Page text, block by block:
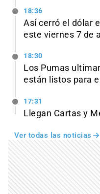
18:36
Así cerró el dólar
este viernes 7 de
18:30
Los Pumas
están listos para
17:31
Llegan Cartas y
Ver todas las noticias